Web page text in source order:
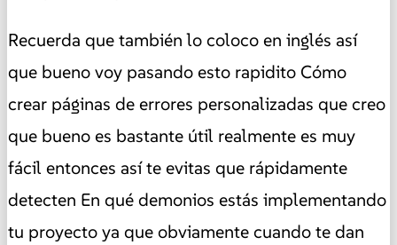
Recuerda que también lo coloco en inglés así
que bueno voy pasando esto rapidito Cómo
crear páginas de errores personalizadas que creo
que bueno es bastante útil realmente es muy
fácil entonces así te evitas que rápidamente
detecten En qué demonios estás implementando
tu proyecto ya que obviamente cuando te dan